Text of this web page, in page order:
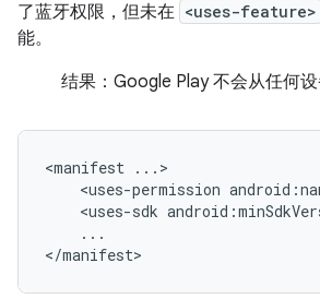
了蓝牙权限，但未在 <uses-feature>
能。
结果： Google Play 不会从任何设
<manifest
<uses-permission
<uses-sdk
...
</manifest>